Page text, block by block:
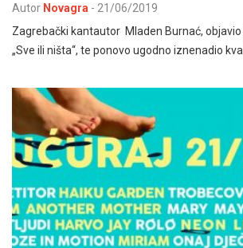
Autor Novagra - 21/06/2019
Zagrebački kantautor Mladen Burnać,
„Sve ili ništa“, te ponovo ugodno iznenadio